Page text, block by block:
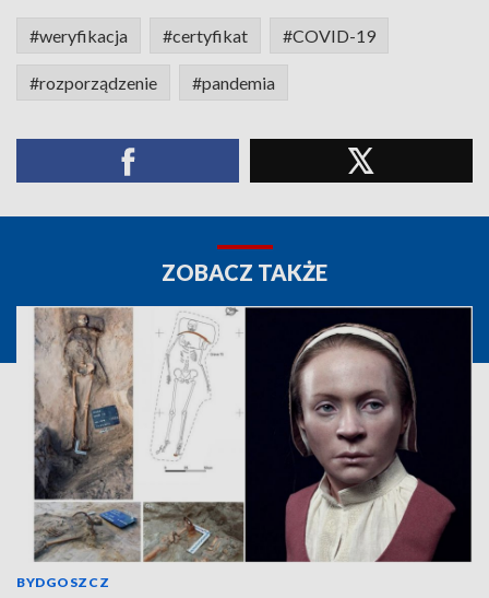
#weryfikacja #certyfikat #COVID-19
#rozporządzenie #pandemia
ZOBACZ TAKŻE
BYDGOSZCZ